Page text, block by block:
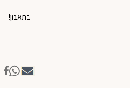
בתאבון!